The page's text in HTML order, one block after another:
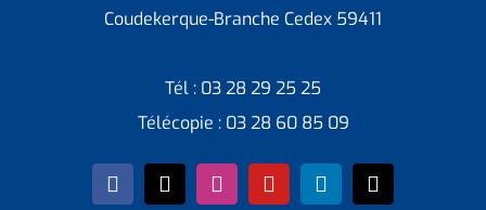
Coudekerque-Branche Cedex 59411
Tél : 03 28 29 25 25
Télécopie : 03 28 60 85 09